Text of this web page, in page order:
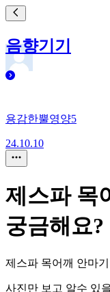
음향기기
용감한뿔영양5
24.10.10
제스파 목
궁금해요?
제스파 목어깨 안마
사진만 보고 알수 있